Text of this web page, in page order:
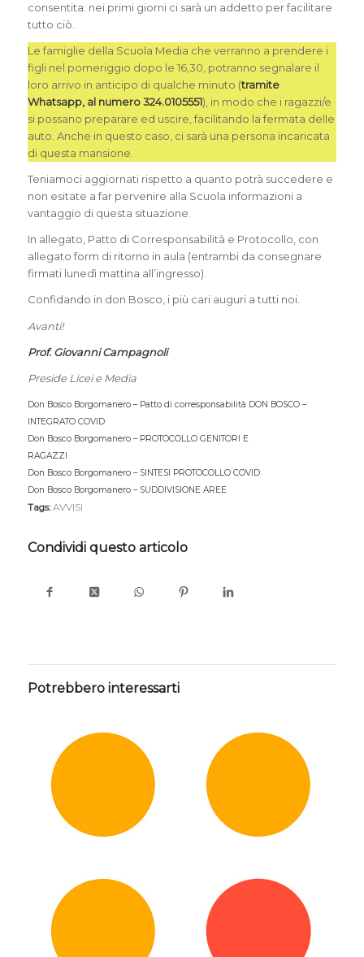
consentita: nei primi giorni ci sarà un addetto per facilitare
tutto ciò.
Le famiglie della Scuola Media che verranno a prendere i
figli nel pomeriggio dopo le 16,30, potranno segnalare il
loro arrivo in anticipo di qualche minuto (tramite
Whatsapp, al numero 324.0105551), in modo che i ragazzi/e
si possano preparare ed uscire, facilitando la fermata delle
auto. Anche in questo caso, ci sarà una persona incaricata
di questa mansione.
Teniamoci aggiornati rispetto a quanto potrà succedere e
non esitate a far pervenire alla Scuola informazioni a
vantaggio di questa situazione.
In allegato, Patto di Corresponsabilità e Protocollo, con
allegato form di ritorno in aula (entrambi da consegnare
firmati lunedì mattina all’ingresso).
Confidando in don Bosco, i più cari auguri a tutti noi.
Avanti!
Prof. Giovanni Campagnoli
Preside Licei e Media
Don Bosco Borgomanero – Patto di corresponsabilità DON BOSCO –
INTEGRATO COVID
Don Bosco Borgomanero – PROTOCOLLO GENITORI E
RAGAZZI
Don Bosco Borgomanero – SINTESI PROTOCOLLO COVID
Don Bosco Borgomanero – SUDDIVISIONE AREE
Tags: AVVISI
Condividi questo articolo
Potrebbero interessarti